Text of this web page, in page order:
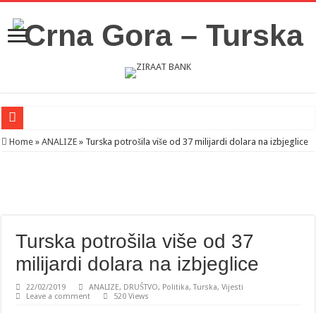
Novosti iz Acibadema
Home » ANALIZE » Turska potrošila više od 37 milijardi dolara na izbjeglice
Turska potrošila više od 37
milijardi dolara na izbjeglice
22/02/2019 ANALIZE, DRUŠTVO, Politika,Turska,Vijesti
Leave a comment
520 Views